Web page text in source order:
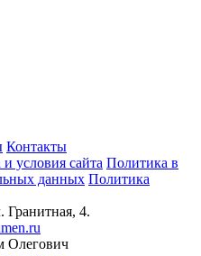
Контакты
условия сайта Политика в
данных Политика
Гранитная, 4.
Олегович